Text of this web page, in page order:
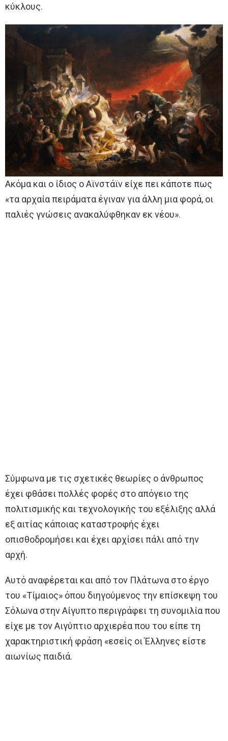
κύκλους.
Ακόμα και ο ίδιος ο Αϊνστάϊν είχε πει κάποτε πως
«τα αρχαία πειράματα έγιναν για άλλη μια φορά, οι
παλιές γνώσεις ανακαλύφθηκαν εκ νέου».
Σύμφωνα με τις σχετικές θεωρίες ο άνθρωπος
έχει φθάσει πολλές φορές στο απόγειο της
πολιτισμικής και τεχνολογικής του εξέλιξης αλλά
εξ αιτίας κάποιας καταστροφής έχει
οπισθοδρομήσει και έχει αρχίσει πάλι από την
αρχή.
Αυτό αναφέρεται και από τον Πλάτωνα στο έργο
του «Τίμαιος» όπου διηγούμενος την επίσκεψη του
Σόλωνα στην Αίγυπτο περιγράφει τη συνομιλία που
είχε με τον Αιγύπτιο αρχιερέα που του είπε τη
χαρακτηριστική φράση «εσείς οι Έλληνες είστε
αιωνίως παιδιά.